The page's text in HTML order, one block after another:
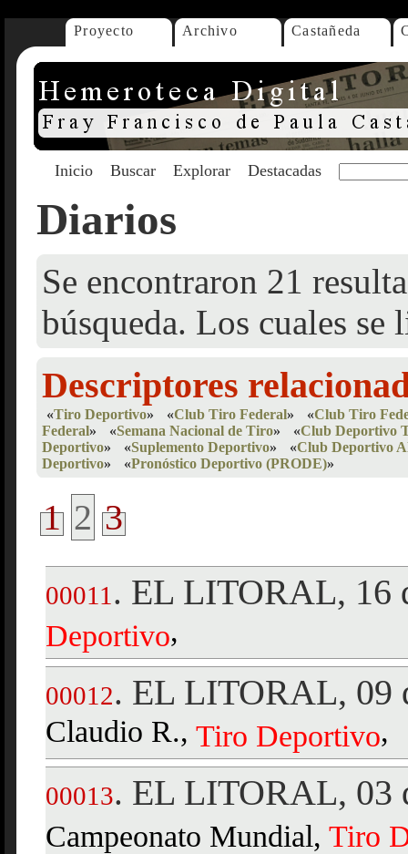
Proyecto Archivo Castañeda
Inicio Buscar Explorar Destacadas
Diarios
Se encontraron 21
búsqueda. Los cuales se
Descriptores
«Tiro Deportivo» «Club Tiro Federal» «Club Tiro
Federal» «Semana Nacional de Tiro» «Club Deportivo
Deportivo» «Suplemento Deportivo» «Club Deportivo
Deportivo» «Pronóstico Deportivo (PRODE)»
1 2 3
00011 . EL LITORAL, 16
Deportivo,
00012. EL LITORAL, 09
Claudio R., Tiro Deportivo,
00013. EL LITORAL, 03
Campeonato Mundial, Tiro